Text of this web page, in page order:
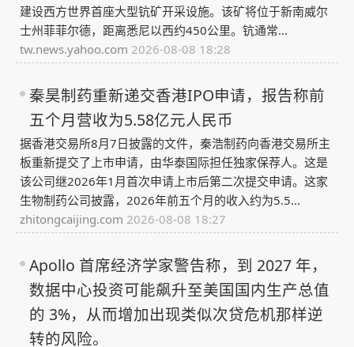
建设西方世界首座大型钪矿开采设施。该矿将位于新南威尔
士州菲菲尔德，距离悉尼以西约450公里。钪通常...
tw.news.yahoo.com 2026-08-08 18:28
秦昊制药重新递交香港IPO申请，报告称前
五个月营收为5.58亿元人民币
据香港交易所8月7日披露的文件，秦浩制药向香港交易所主
板重新提交了上市申请，由华泰国际担任独家保荐人。这是
该公司继2026年1月首次申请上市后第二次提交申请。这家
生物制药公司披露，2026年前五个月的收入约为5.5...
zhitongcaijing.com 2026-08-08 18:27
Apollo 首席经济学家警告称，到 2027 年，
数据中心投资可能飙升至美国国内生产总值
的 3%，从而增加出现类似次贷危机那样逆
转的风险。